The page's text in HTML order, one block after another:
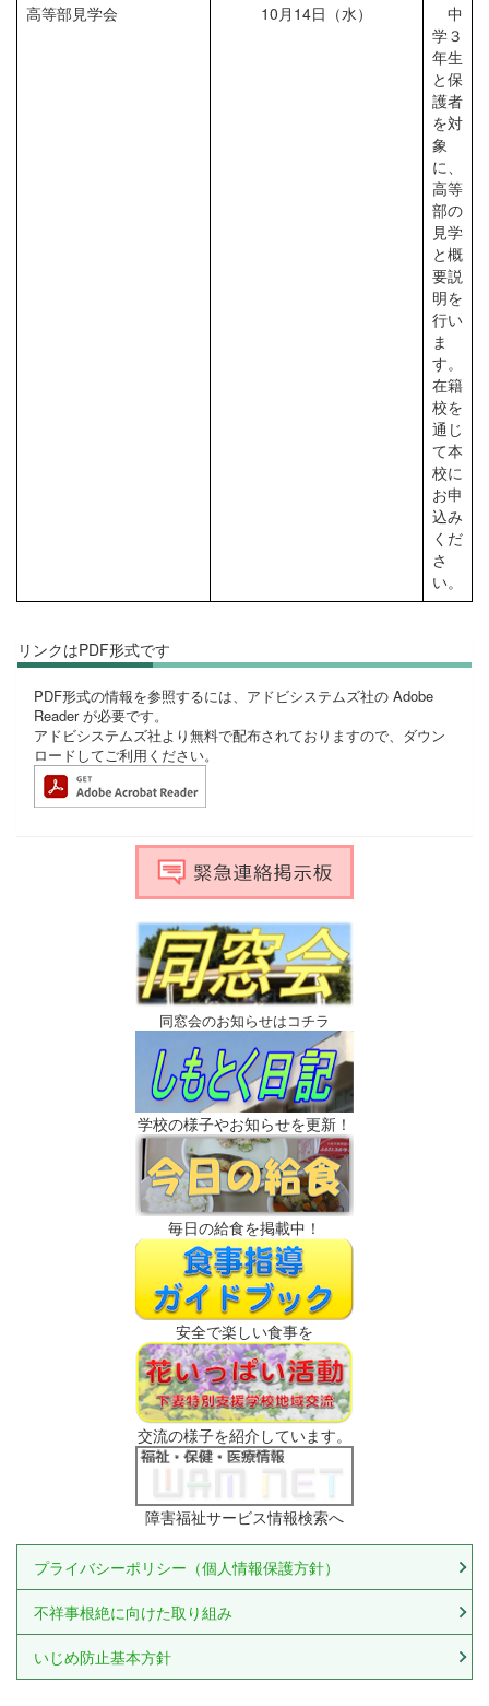
高等部見学会
10月14日（水）
中
学３
年生
と保
護者
を対
象
に、
高等
部の
見学
と概
要説
明を
行い
ま
す。
在籍
校を
通じ
て本
校に
お申
込み
くだ
さ
い。
リンクはPDF形式です
PDF形式の情報を参照するには、アドビシステムズ社の Adobe
Reader が必要です。
アドビシステムズ社より無料で配布されておりますので、ダウン
ロードしてご利用ください。
同窓会のお知らせはコチラ
学校の様子やお知らせを更新！
毎日の給食を掲載中！
安全で楽しい食事を
交流の様子を紹介しています。
障害福祉サービス情報検索へ
プライバシーポリシー（個人情報保護方針）
不祥事根絶に向けた取り組み
いじめ防止基本方針